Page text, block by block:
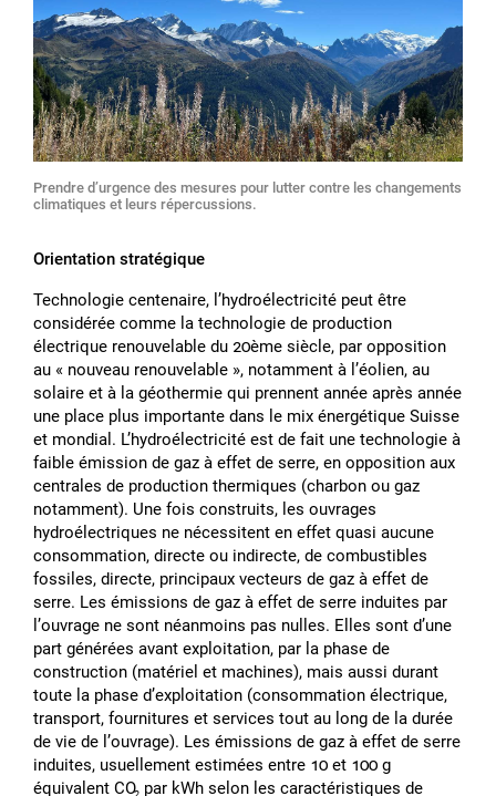
Prendre dʼurgence des mesures pour lutter contre les changements
climatiques et leurs répercussions.
Orientation stratégique
Technologie centenaire, lʼhydroélectricité peut être
considérée comme la technologie de production
électrique renouvelable du 20ème siècle, par opposition
au « nouveau renouvelable », notamment à lʼéolien, au
solaire et à la géothermie qui prennent année après année
une place plus importante dans le mix énergétique Suisse
et mondial. Lʼhydroélectricité est de fait une technologie à
faible émission de gaz à effet de serre, en opposition aux
centrales de production thermiques (charbon ou gaz
notamment). Une fois construits, les ouvrages
hydroélectriques ne nécessitent en effet quasi aucune
consommation, directe ou indirecte, de combustibles
fossiles, directe, principaux vecteurs de gaz à effet de
serre. Les émissions de gaz à effet de serre induites par
lʼouvrage ne sont néanmoins pas nulles. Elles sont dʼune
part générées avant exploitation, par la phase de
construction (matériel et machines), mais aussi durant
toute la phase dʼexploitation (consommation électrique,
transport, fournitures et services tout au long de la durée
de vie de lʼouvrage). Les émissions de gaz à effet de serre
induites, usuellement estimées entre 10 et 100 g
équivalent CO par kWh selon les caractéristiques de